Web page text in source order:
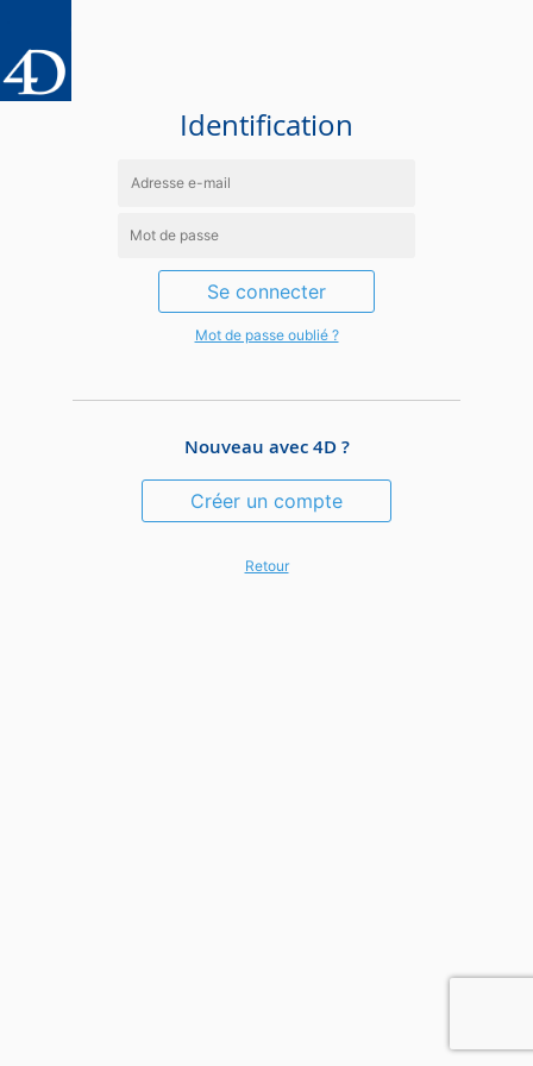
Identification
Se connecter
Mot de passe oublié ?
Nouveau avec 4D ?
Créer un compte
Retour